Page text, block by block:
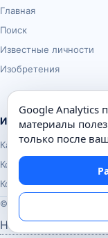
Главная
Поиск
Известные личности
Изобретения
Информация
Карта сайта
Контакты
Конфиденциальность
© Почемуха.ру, 2010–2026
Настройки
Google Analytics
материалы
только после